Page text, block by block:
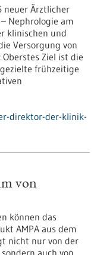
neuer Ärztlicher
Nephrologie am
klinischen und
Versorgung von
Ziel ist die
frühzeitige
direktor-der-klinik-
von
können das
AMPA aus dem
nicht nur von der
auch von